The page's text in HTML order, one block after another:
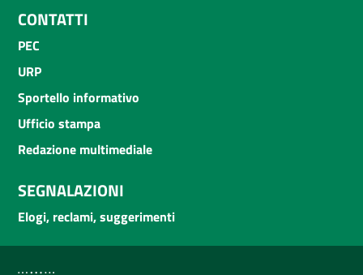
CONTATTI
PEC
URP
Sportello informativo
Ufficio stampa
Redazione multimediale
SEGNALAZIONI
Elogi, reclami, suggerimenti